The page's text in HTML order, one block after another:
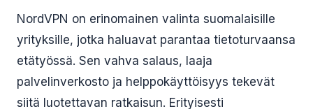
NordVPN on erinomainen valinta suomalaisille
yrityksille, jotka haluavat parantaa tietoturvaansa
etätyössä. Sen vahva salaus, laaja
palvelinverkosto ja helppokäyttöisyys tekevät
siitä luotettavan ratkaisun. Erityisesti